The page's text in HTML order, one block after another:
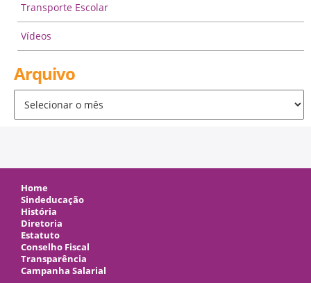
Transporte Escolar
Vídeos
Arquivo
Home
Sindeducação
História
Diretoria
Estatuto
Conselho Fiscal
Transparência
Campanha Salarial